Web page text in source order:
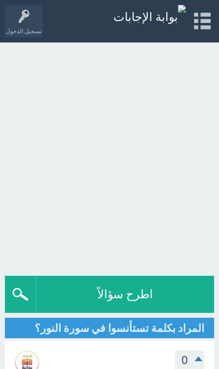
تسجيل الدخول
اطرح سؤالاً
المراد بكلمة تستأنسوا في سورة النور؟
0